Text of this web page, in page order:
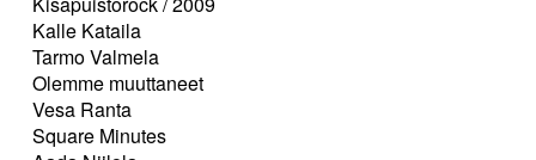
Kalle Kataila
Tarmo Valmela
Olemme muuttaneet
Vesa Ranta
Square Minutes